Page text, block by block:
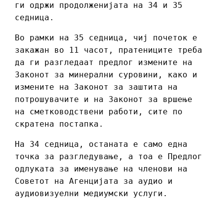
ги одржи продолженијата на 34 и 35
седница.
Во рамки на 35 седница, чиј почеток е
закажан во 11 часот, пратениците треба
да ги разгледаат предлог измените на
Законот за минерални суровини, како и
измените на Законот за заштита на
потрошувачите и на Законот за вршење
на сметководствени работи, сите по
скратена постапка.
На 34 седница, останата е само една
точка за разгледување, а тоа е Предлог
одлуката за именување на членови на
Советот на Агенцијата за аудио и
аудиовизуелни медиумски услуги.